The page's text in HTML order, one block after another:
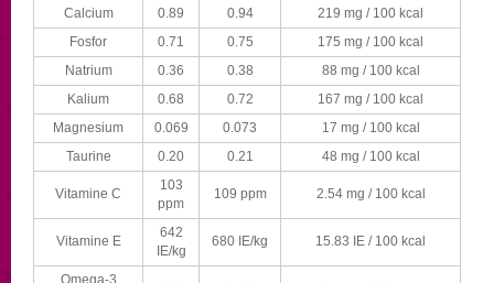
Calcium 0.89 0.94
219 mg / 100 kcal
Fosfor
0.71 0.75
175 mg / 100 kcal
Natrium
0.36 0.38
88 mg / 100 kcal
Kalium
0.68 0.72
167 mg / 100 kcal
Magnesium
0.069 0.073
17 mg / 100 kcal
Taurine
0.20 0.21 48 mg / 100 kcal
Vitamine C
103
ppm
109 ppm 2.54 mg / 100 kcal
Vitamine E
642
IE/kg
680 IE/kg 15.83 IE / 100 kcal
Omega-3